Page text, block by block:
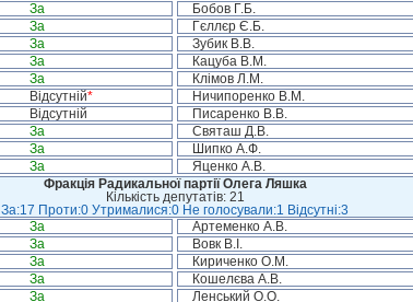
За Бобов Г.Б.
За Гєллєр Є.Б.
За Зубик В.В.
За Кацуба В.М.
За Клімов Л.М.
Відсутній* Ничипоренко В.М.
Відсутній Писаренко В.В.
За Святаш Д.В.
За Шипко А.Ф.
За Яценко А.В.
Фракція Радикальної партії Олега Ляшка
Кількість депутатів: 21
За:17 Проти:0 Утрималися:0 Не голосували:1 Відсутні:3
За Артеменко А.В.
За Вовк В.І.
За Кириченко О.М.
За Кошелєва А.В.
За Ленський О.О.